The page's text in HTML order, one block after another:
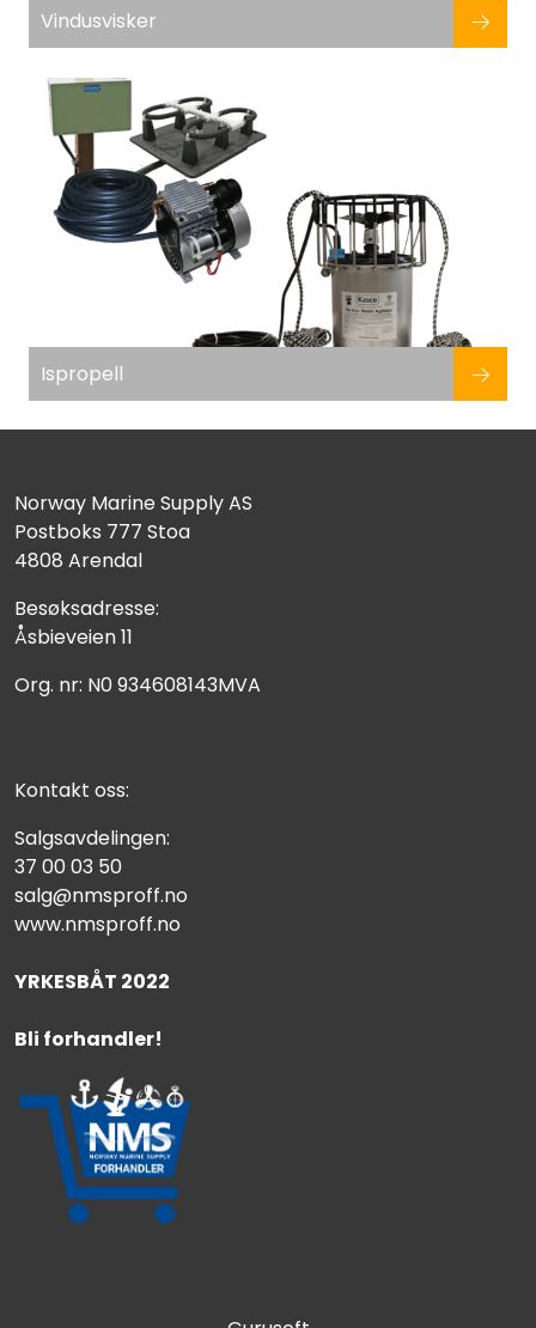
Vindusvisker
Ispropell
Norway Marine Supply AS
Postboks 777 Stoa
4808 Arendal
Besøksadresse:
Åsbieveien 11
Org. nr: N0 934608143MVA
Kontakt oss:
Salgsavdelingen:
37 00 03 50
salg@nmsproff.no
www.nmsproff.no
YRKESBÅT 2022
Bli forhandler!
Nyheter